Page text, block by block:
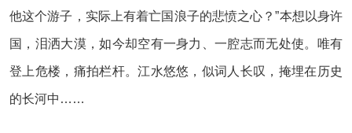
他这个游子，实际上有着亡国浪子的悲愤之心？”本想以身许
国，泪洒大漠，如今却空有一身力、一腔志而无处使。唯有
登上危楼，痛拍栏杆。江水悠悠，似词人长叹，掩埋在历史
的长河中……